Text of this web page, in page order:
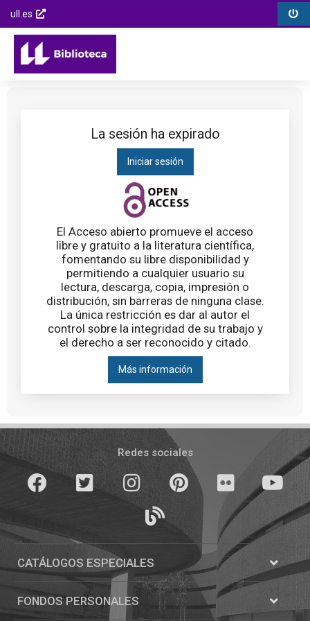
Biblioteca
Universidad
de
Laguna
contenido
Saltar al
menú
principal
Menú
opciones
Enlaces
externos
ull.es
Opcions
página
Menú
principal
La sesión ha expirado
Iniciar sesión
El Acceso abierto promueve el acceso
libre y gratuito a la literatura científica,
fomentando su libre disponibilidad y
permitiendo a cualquier usuario su
lectura, descarga, copia, impresión o
distribución, sin barreras de ninguna clase.
La única restricción es dar al autor el
control sobre la integridad de su trabajo y
el derecho a ser reconocido y citado.
Más información
Pié
de
página
Redes sociales
Instagram youTube
CATÁLOGOS ESPECIALES
Abrir
Catálogos
FONDOS PERSONALES
Abrir
Fondos